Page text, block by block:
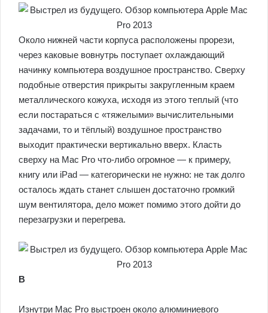
Около нижней части корпуса расположены прорези,
через каковые вовнутрь поступает охлаждающий
начинку компьютера воздушное пространство. Сверху
подобные отверстия прикрыты закругленным краем
металлического кожуха, исходя из этого теплый (что
если постараться с «тяжелыми» вычислительными
задачами, то и тёплый) воздушное пространство
выходит практически вертикально вверх. Класть
сверху на Mac Pro что-либо огромное — к примеру,
книгу или iPad — категорически не нужно: не так долго
осталось ждать станет слышен достаточно громкий
шум вентилятора, дело может помимо этого дойти до
перезагрузки и перегрева.
В
Изнутри Mac Pro выстроен около алюминиевого